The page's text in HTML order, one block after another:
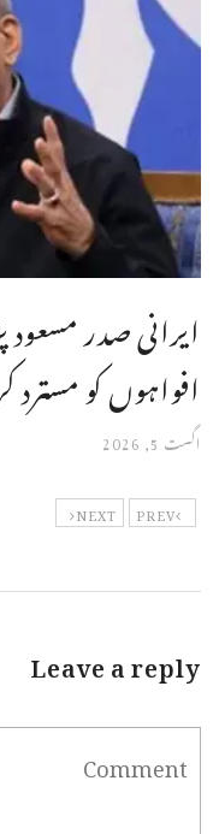
ایرانی صدر
افواہوں کو مسترد
اگست 5, 2026
PREV
NEXT
Leave a reply